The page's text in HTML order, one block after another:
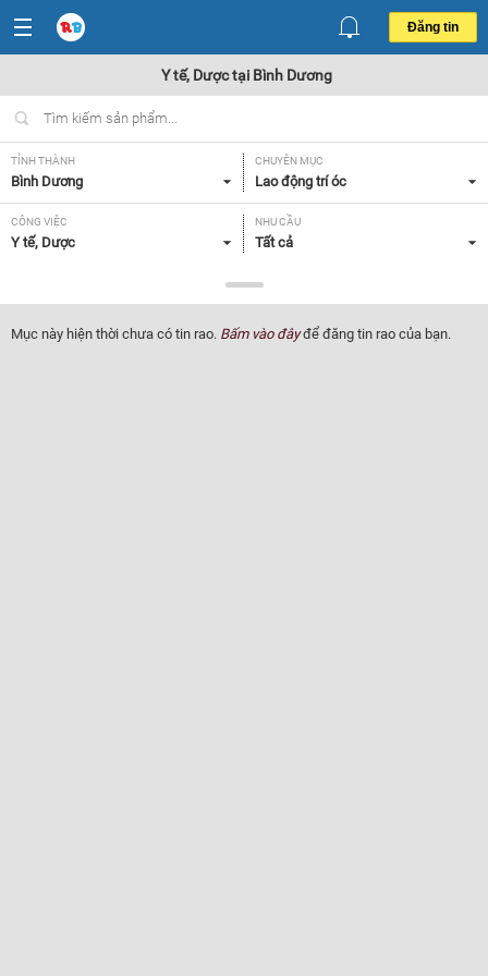
Đăng tin
Y tế, Dược tại Bình Dương
TỈNH THÀNH
Bình Dương
CHUYÊN MỤC
Lao động trí óc
CÔNG VIỆC
Y tế, Dược
NHU CẦU
Tất cả
Tất cả
Mục này hiện thời chưa có tin rao. Bấm vào đâyđể đăng tin rao của bạn.